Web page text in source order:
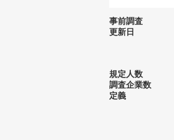
事前調査
更新日
規定人数
調査企業数
定義